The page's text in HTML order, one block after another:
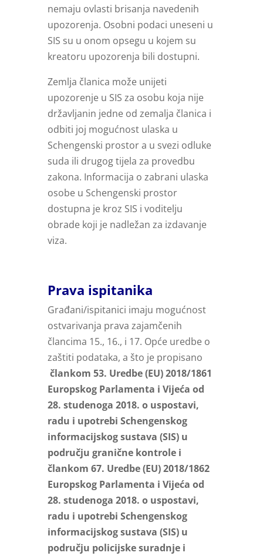
nemaju ovlasti brisanja navedenih
upozorenja. Osobni podaci uneseni u
SIS su u onom opsegu u kojem su
kreatoru upozorenja bili dostupni.
Zemlja članica može unijeti
upozorenje u SIS za osobu koja nije
državljanin jedne od zemalja članica i
odbiti joj mogućnost ulaska u
Schengenski prostor a u svezi odluke
suda ili drugog tijela za provedbu
zakona. Informacija o zabrani ulaska
osobe u Schengenski prostor
dostupna je kroz SIS i voditelju
obrade koji je nadležan za izdavanje
viza.
Prava ispitanika
Građani/ispitanici imaju mogućnost
ostvarivanja prava zajamčenih
člancima 15., 16., i 17. Opće uredbe o
zaštiti podataka, a što je propisano
člankom 53. Uredbe (EU) 2018/1861
Europskog Parlamenta i Vijeća od
28. studenoga 2018. o uspostavi,
radu i upotrebi Schengenskog
informacijskog sustava (SIS) u
području granične kontrole i
člankom 67. Uredbe (EU) 2018/1862
Europskog Parlamenta i Vijeća od
28. studenoga 2018. o uspostavi,
radu i upotrebi Schengenskog
informacijskog sustava (SIS) u
području policijske suradnje i